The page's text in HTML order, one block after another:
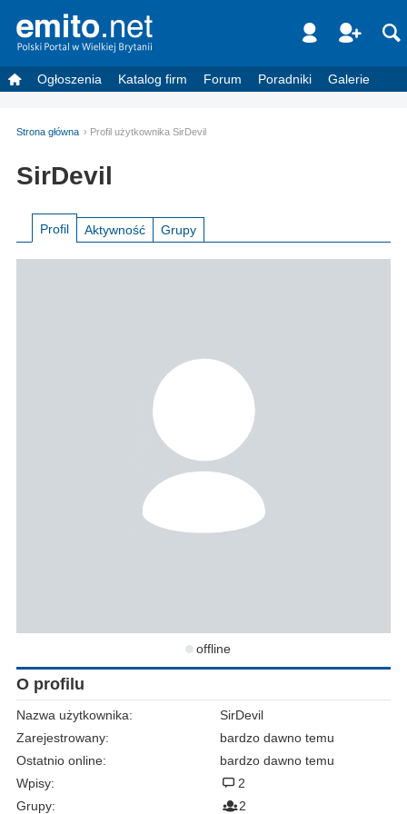
Ogłoszenia Katalog firm Forum Poradniki Galerie
Strona główna Profil użytkownika SirDevil
SirDevil
Profil Aktywność Grupy
offline
O profilu
Nazwa użytkownika:
SirDevil
Zarejestrowany:
bardzo dawno temu
Ostatnio online:
bardzo dawno temu
Wpisy:
2
Grupy:
2